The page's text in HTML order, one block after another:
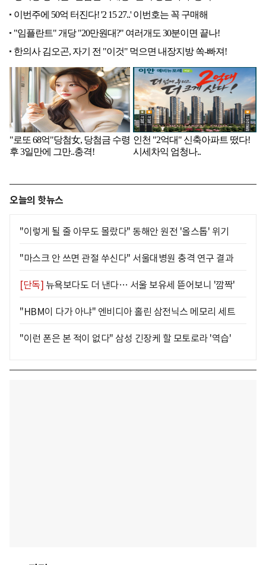
오늘의 핫뉴스
"이렇게 될 줄 아무도 몰랐다" 동해안 원전 '올스톱' 위기
"마스크 안 쓰면 관절 쑤신다" 서울대병원 충격 연구 결과
[단독] 뉴욕보다도 더 낸다… 서울 보유세 뜯어보니 '깜짝'
"HBM이 다가 아냐" 엔비디아 홀린 삼전닉스 메모리 세트
"이런 폰은 본 적이 없다" 삼성 긴장케 할 모토로라 '역습'